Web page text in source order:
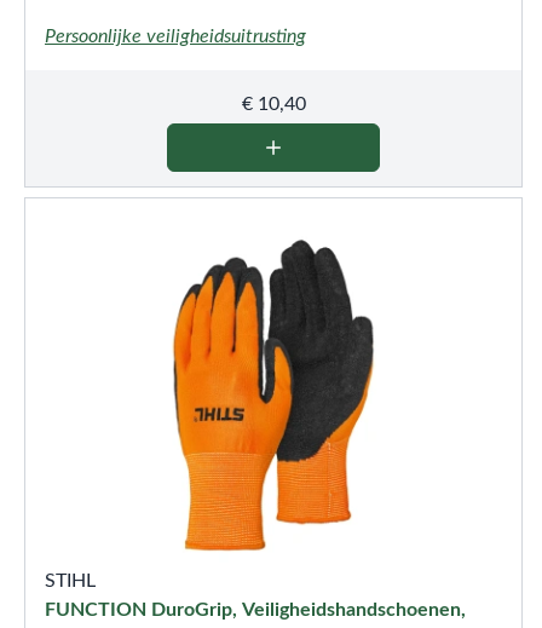
Persoonlijke veiligheidsuitrusting
€10,40
STIHL
FUNCTION DuroGrip, Veiligheidshandschoenen,